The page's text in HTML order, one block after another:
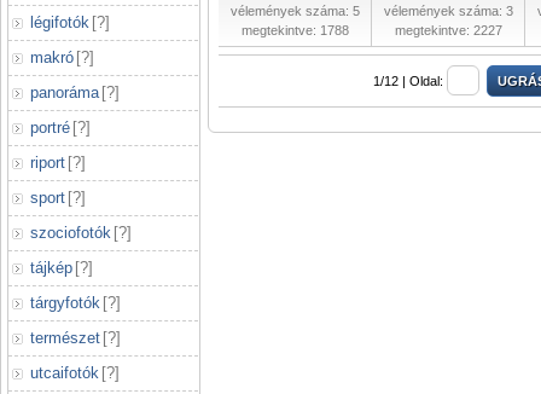
légifotók [?]
makró [?]
panoráma [?]
portré [?]
riport [?]
sport [?]
szociofotók [?]
tájkép [?]
tárgyfotók [?]
természet [?]
utcaifotók [?]
vélemények száma: 5
megtekintve: 1788
vélemények száma: 3
megtekintve: 2227
1/12 | Oldal: